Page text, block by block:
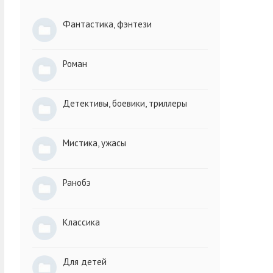
Фантастика, фэнтези
Роман
Детективы, боевики, триллеры
Мистика, ужасы
Ранобэ
Классика
Для детей